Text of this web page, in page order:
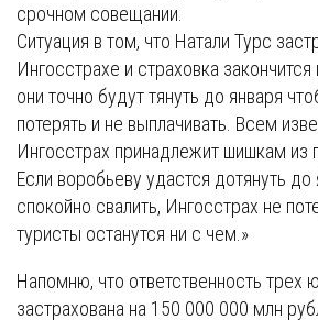
срочном совещании.
Ситуация в том, что Натали Турс
Ингосстрахе и страховка
они точно будут тянуть до января
потерять и не выплачивать. Всем
Ингосстрах принадлежит шишкам из
Если воробьеву удастся дотянуть
спокойно свалить, Ингосстрах не
туристы останутся ни с чем.»
Напомню, что ответственность трех
застрахована на 150 000 000 млн